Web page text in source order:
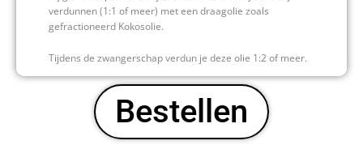
verdunnen (1:1 of meer) met een draagolie zoals
gefractioneerd Kokosolie.
Tijdens de zwangerschap verdun je deze olie 1:2 of meer.
Bestellen